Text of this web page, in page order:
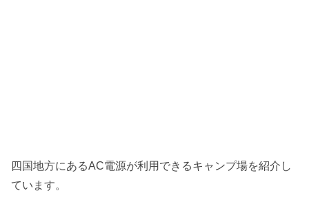
四国地方にあるAC電源が利用できるキャンプ場を紹介し
ています。